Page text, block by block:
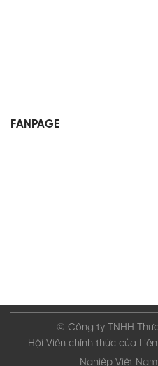
FANPAGE
© Công ty TNHH
Hội Viên chính thức của
Nghiệp Việt